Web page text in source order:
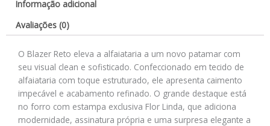
Informação adicional
Avaliações (0)
O Blazer Reto eleva a alfaiataria a um novo patamar com
seu visual clean e sofisticado. Confeccionado em tecido de
alfaiataria com toque estruturado, ele apresenta caimento
impecável e acabamento refinado. O grande destaque está
no forro com estampa exclusiva Flor Linda, que adiciona
modernidade, assinatura própria e uma surpresa elegante a